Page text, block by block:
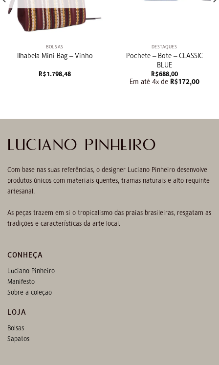
BOLSAS
Ilhabela Mini Bag – Vinho
R$1.798,48
DESTAQUES
Pochete – Bote – CLASSIC
BLUE
R$688,00
Em até 4x de R$172,00
LUCIANO PINHEIRO
Com base nas suas referências, o designer Luciano Pinheiro desenvolve
produtos únicos com materiais quentes, tramas naturais e alto requinte
artesanal.
As peças trazem em si o tropicalismo das praias brasileiras, resgatam as
tradições e características da arte local.
CONHEÇA
Luciano Pinheiro
Manifesto
Sobre a coleção
LOJA
Bolsas
Sapatos